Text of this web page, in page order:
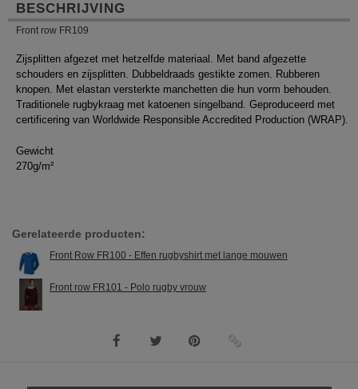
BESCHRIJVING
Front row FR109
Zijsplitten afgezet met hetzelfde materiaal. Met band afgezette
schouders en zijsplitten. Dubbeldraads gestikte zomen. Rubberen
knopen. Met elastan versterkte manchetten die hun vorm behouden.
Traditionele rugbykraag met katoenen singelband. Geproduceerd met
certificering van Worldwide Responsible Accredited Production (WRAP).
Gewicht
270g/m²
Gerelateerde producten:
Front Row FR100 - Effen rugbyshirt met lange mouwen
Front row FR101 - Polo rugby vrouw